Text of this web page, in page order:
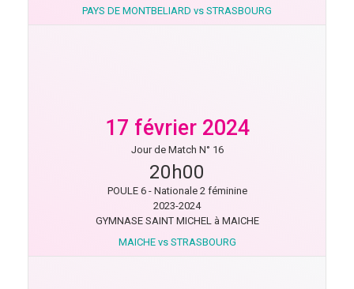
PAYS DE MONTBELIARD vs STRASBOURG
17 février 2024
Jour de Match N° 16
20h00
POULE 6 - Nationale 2 féminine
2023-2024
GYMNASE SAINT MICHEL à MAICHE
MAICHE vs STRASBOURG